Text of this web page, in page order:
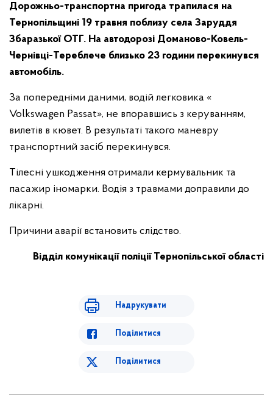
Дорожньо-транспортна пригода трапилася на
Тернопільщині 19 травня поблизу села Заруддя
Збаразької ОТГ. На автодорозі Доманово-Ковель-
Чернівці-Тереблече близько 23 години перекинувся
автомобіль.
За попередніми даними, водій легковика «
Volkswagen Passat», не впоравшись з керуванням,
вилетів в кювет. В результаті такого маневру
транспортний засіб перекинувся.
Тілесні ушкодження отримали кермувальник та
пасажир іномарки. Водія з травмами доправили до
лікарні.
Причини аварії встановить слідство.
Відділ комунікації поліції Тернопільської області
Надрукувати
Поділитися
Поділитися